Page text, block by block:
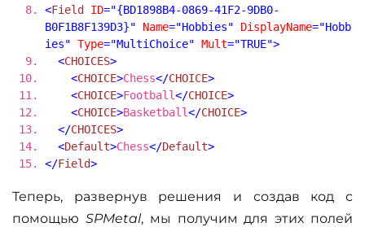
<Field ID="{BD1898B4-0869-41F2-9DB0-
B0F1B8F139D3}"
Name="Hobbies" DisplayName="Hobb
ies" Type="MultiChoice" Mult="TRUE">
<CHOICES>
<CHOICE>Chess</CHOICE>
<CHOICE>Football</CHOICE>
<CHOICE>Basketball</CHOICE>
</CHOICES>
<Default>Chess</Default>
</Field>
Теперь, развернув решения и создав код с
помощью SPMetal, мы получим для этих полей